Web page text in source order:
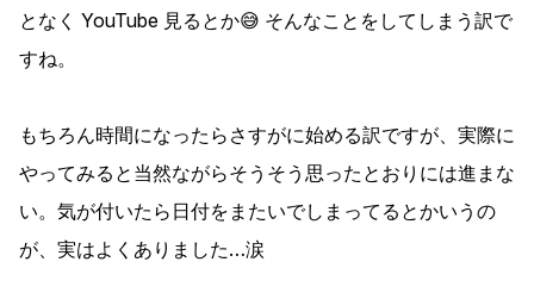
となく YouTube 見るとか😅 そんなことをしてしまう訳で
すね。
もちろん時間になったらさすがに始める訳ですが、実際に
やってみると当然ながらそうそう思ったとおりには進まな
い。気が付いたら日付をまたいでしまってるとかいうの
が、実はよくありました…涙